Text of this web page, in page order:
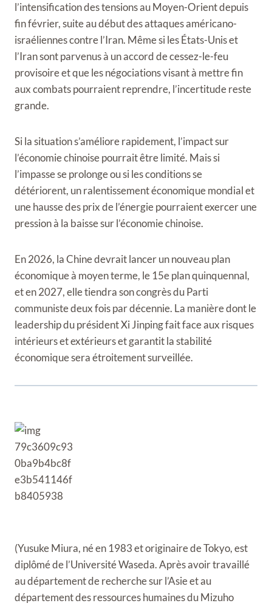
l’intensification des tensions au Moyen-Orient depuis
fin février, suite au début des attaques américano-
israéliennes contre l’Iran. Même si les États-Unis et
l’Iran sont parvenus à un accord de cessez-le-feu
provisoire et que les négociations visant à mettre fin
aux combats pourraient reprendre, l’incertitude reste
grande.
Si la situation s’améliore rapidement, l’impact sur
l’économie chinoise pourrait être limité. Mais si
l’impasse se prolonge ou si les conditions se
détériorent, un ralentissement économique mondial et
une hausse des prix de l’énergie pourraient exercer une
pression à la baisse sur l’économie chinoise.
En 2026, la Chine devrait lancer un nouveau plan
économique à moyen terme, le 15e plan quinquennal,
et en 2027, elle tiendra son congrès du Parti
communiste deux fois par décennie. La manière dont le
leadership du président Xi Jinping fait face aux risques
intérieurs et extérieurs et garantit la stabilité
économique sera étroitement surveillée.
(Yusuke Miura, né en 1983 et originaire de Tokyo, est
diplômé de l’Université Waseda. Après avoir travaillé
au département de recherche sur l’Asie et au
département des ressources humaines du Mizuho